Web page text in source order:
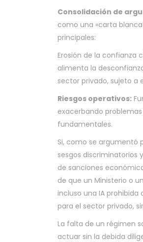
Consolidación de
como una «carta
principales:
Erosión de la confianza
alimenta la
sector privado, sujeto a
Riesgos operativos:
exacerbando
fundamentales.
Si, como se
sesgos discriminatorios
de sanciones
de que un Ministerio o
incluso una IA
para el sector privado,
La falta de un régimen
actuar sin la debida